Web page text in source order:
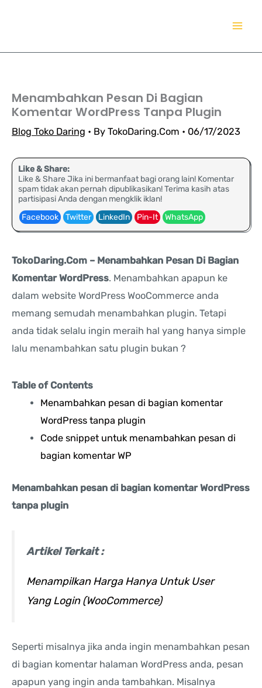
Menambahkan Pesan Di Bagian
Komentar WordPress Tanpa Plugin
Blog Toko Daring • By TokoDaring.Com • 06/17/2023
Like & Share:
Like & Share Jika ini bermanfaat bagi orang lain! Komentar
spam tidak akan pernah dipublikasikan! Terima kasih atas
partisipasi Anda dengan mengklik iklan!
Facebook
Twitter LinkedIn Pin-It WhatsApp
TokoDaring.Com – Menambahkan Pesan Di Bagian
Komentar WordPress. Menambahkan apapun ke
dalam website WordPress WooCommerce anda
memang semudah menambahkan plugin. Tetapi
anda tidak selalu ingin meraih hal yang hanya simple
lalu menambahkan satu plugin bukan ?
Table of Contents
Menambahkan pesan di bagian komentar
WordPress tanpa plugin
Code snippet untuk menambahkan pesan di
bagian komentar WP
Menambahkan pesan di bagian komentar WordPress
tanpa plugin
Artikel Terkait :
Menampilkan Harga Hanya Untuk User
Yang Login (WooCommerce)
Seperti misalnya jika anda ingin menambahkan pesan
di bagian komentar halaman WordPress anda, pesan
apapun yang ingin anda tambahkan. Misalnya